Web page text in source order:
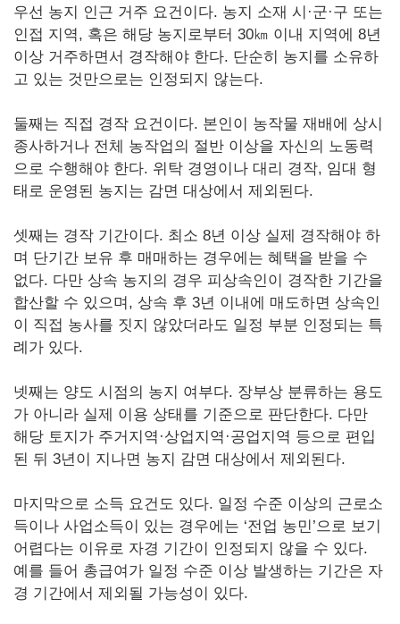
우선 농지 인근 거주 요건이다. 농지 소재 시·군·구 또는
인접 지역, 혹은 해당 농지로부터 30㎞ 이내 지역에 8년
이상 거주하면서 경작해야 한다. 단순히 농지를 소유하
고 있는 것만으로는 인정되지 않는다.
둘째는 직접 경작 요건이다. 본인이 농작물 재배에 상시
종사하거나 전체 농작업의 절반 이상을 자신의 노동력
으로 수행해야 한다. 위탁 경영이나 대리 경작, 임대 형
태로 운영된 농지는 감면 대상에서 제외된다.
셋째는 경작 기간이다. 최소 8년 이상 실제 경작해야 하
며 단기간 보유 후 매매하는 경우에는 혜택을 받을 수
없다. 다만 상속 농지의 경우 피상속인이 경작한 기간을
합산할 수 있으며, 상속 후 3년 이내에 매도하면 상속인
이 직접 농사를 짓지 않았더라도 일정 부분 인정되는 특
례가 있다.
넷째는 양도 시점의 농지 여부다. 장부상 분류하는 용도
가 아니라 실제 이용 상태를 기준으로 판단한다. 다만
해당 토지가 주거지역·상업지역·공업지역 등으로 편입
된 뒤 3년이 지나면 농지 감면 대상에서 제외된다.
마지막으로 소득 요건도 있다. 일정 수준 이상의 근로소
득이나 사업소득이 있는 경우에는 ‘전업 농민’으로 보기
어렵다는 이유로 자경 기간이 인정되지 않을 수 있다.
예를 들어 총급여가 일정 수준 이상 발생하는 기간은 자
경 기간에서 제외될 가능성이 있다.